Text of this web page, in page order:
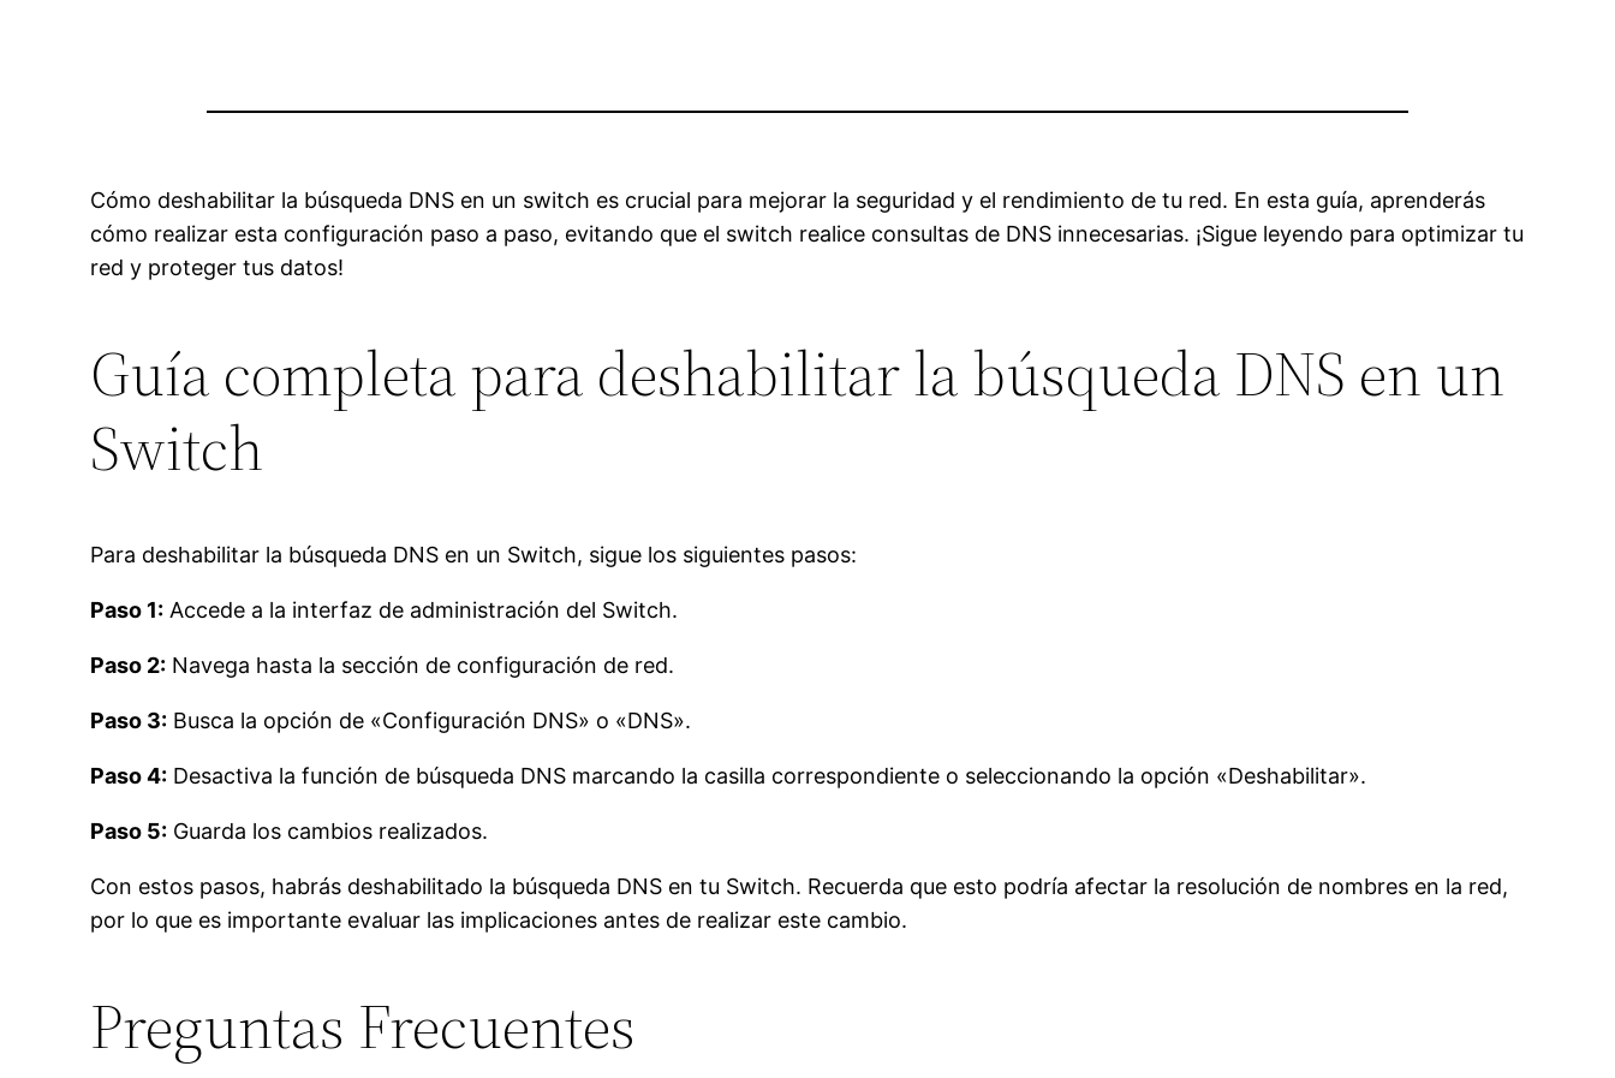
Cómo deshabilitar la búsqueda DNS en un switch es crucial para mejorar la seguridad y el rendimiento de tu red. En esta guía, aprenderás
cómo realizar esta configuración paso a paso, evitando que el switch realice consultas de DNS innecesarias. ¡Sigue leyendo para optimizar tu
red y proteger tus datos!
Guía completa para deshabilitar la búsqueda DNS en un
Switch
Para deshabilitar la búsqueda DNS en un Switch, sigue los siguientes pasos:
Paso 1: Accede a la interfaz de administración del Switch.
Paso 2: Navega hasta la sección de configuración de red.
Paso 3: Busca la opción de «Configuración DNS» o «DNS».
Paso 4: Desactiva la función de búsqueda DNS marcando la casilla correspondiente o seleccionando la opción «Deshabilitar».
Paso 5: Guarda los cambios realizados.
Con estos pasos, habrás deshabilitado la búsqueda DNS en tu Switch. Recuerda que esto podría afectar la resolución de nombres en la red,
por lo que es importante evaluar las implicaciones antes de realizar este cambio.
Preguntas Frecuentes